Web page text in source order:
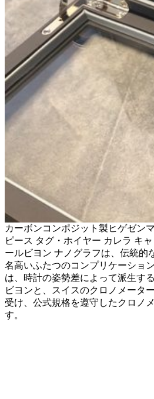
カーボンコンポジット製ヒゲゼン
ピース タグ・ホイヤー カレラ キ
ールビヨン ナノグラフは、伝統的
名高いふたつのコンプリケーショ
は、時計の姿勢差によって派生す
ビヨンと、スイスのクロノメータ
受け、公式規格を遵守したクロノ
す。